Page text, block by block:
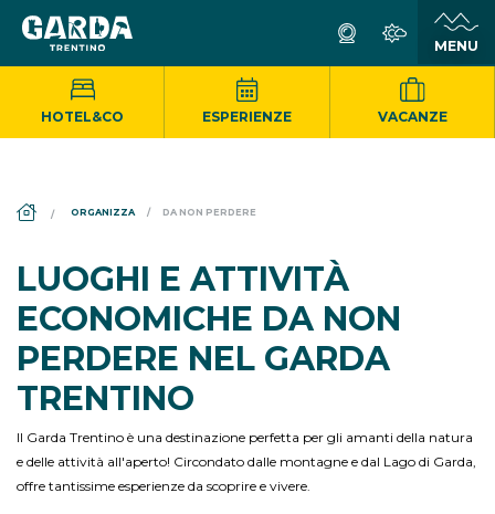
HOTEL&CO ESPERIENZE VACANZE
DS_BREADCRUMB.HOME
ORGANIZZA DA NON PERDERE
LUOGHI E ATTIVITÀ
ECONOMICHE DA NON
PERDERE NEL GARDA
TRENTINO
Il Garda Trentino è una destinazione perfetta per gli amanti della natura
e delle attività all'aperto! Circondato dalle montagne e dal Lago di Garda,
offre tantissime esperienze da scoprire e vivere.